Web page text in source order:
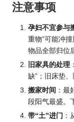
注意事项
孕妇不宜参与
重物”可能冲
物品全部归位
旧家具的处理
缺”；旧床垫、
搬家时间 ：最
段阳气最盛。
带“土”进门 ：